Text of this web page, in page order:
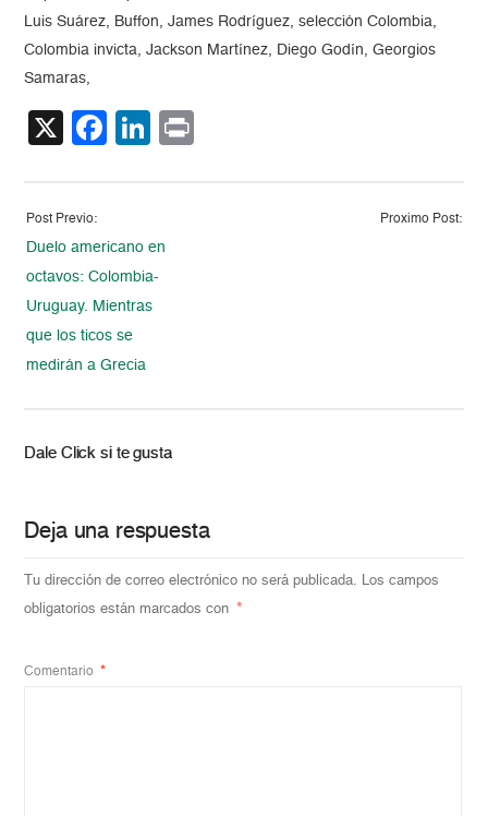
Luis Suárez, Buffon, James Rodríguez, selección Colombia,
Colombia invicta, Jackson Martínez, Diego Godín, Georgios
Samaras,
X Facebook
LinkedIn
Post Previo:
Duelo americano en
octavos: Colombia-
Uruguay. Mientras
que los ticos se
medirán a Grecia
Proximo Post:
Dale Click si te gusta
Deja una respuesta
Tu dirección de correo electrónico no será publicada. Los campos
obligatorios están marcados con
*
Comentario *